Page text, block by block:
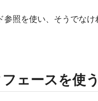
照を使い、そうでなけ
ェースを使う